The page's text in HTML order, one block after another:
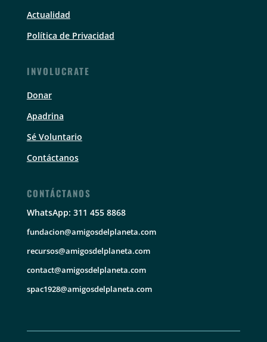
Actualidad
Política de Privacidad
INVOLUCRATE
Donar
Apadrina
Sé Voluntario
Contáctanos
CONTÁCTANOS
WhatsApp: 311 455 8868
fundacion@amigosdelplaneta.com
recursos@amigosdelplaneta.com
contact@amigosdelplaneta.com
spac1928@amigosdelplaneta.com